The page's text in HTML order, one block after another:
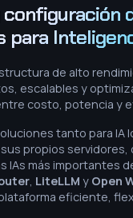
para
de alto
escalables y
costo, potencia y
tanto para IA
propios servidores,
IAs más importantes
, LiteLLM y Open
eficiente,